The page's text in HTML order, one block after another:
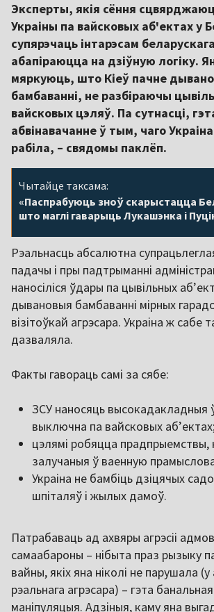
Эксперты, якія сёння
Украіны па вайсковых аб'ектах у
супярэчаць інтарэсам
абапіраюцца на дзіўную логіку.
мяркуюць, што Кіеў пачне
бамбаванні, не разбіраючы
вайсковых цэляў. Па сутнасці,
абвінавачанне ў тым, чаго Украіна
рабіла, – свядомы паклёп.
Чытайце таксама:
«Паспрабуюць зноў скарыстацца
што маглі гаварыць Лукашэнка і
Рэальнасць абсалютна
падачы і пры падтрыманні
наносіліся ўдары па цывільных
дывановыя бамбаванні мірных
візітоўкай агрэсара. Украіна ж сабе
дазваляла.
Факты гавораць самі за сябе:
ЗСУ наносяць высокадакладныя
выключна па вайсковых
цэлямі робяцца прадпрыемствы,
залучаныя ў ваенную
Украіна не бамбіць дзіцячых
шпіталяў і жылых дамоў.
Патрабаваць ад ахвяры агрэсіі
самаабароны – нібыта праз рызыку
вайны, якіх яна ніколі не парушала
рэальнага агрэсара) – гэта
маніпуляцыя. Адзіныя, каму яна